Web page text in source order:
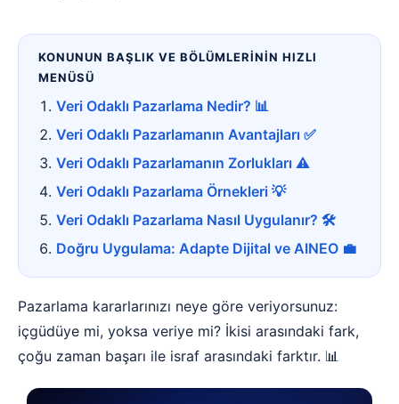
KONUNUN BAŞLIK VE BÖLÜMLERİNİN HIZLI
MENÜSÜ
Veri Odaklı Pazarlama Nedir? 📊
Veri Odaklı Pazarlamanın Avantajları ✅
Veri Odaklı Pazarlamanın Zorlukları ⚠️
Veri Odaklı Pazarlama Örnekleri 💡
Veri Odaklı Pazarlama Nasıl Uygulanır? 🛠️
Doğru Uygulama: Adapte Dijital ve AINEO 💼
Pazarlama kararlarınızı neye göre veriyorsunuz:
içgüdüye mi, yoksa veriye mi? İkisi arasındaki fark,
çoğu zaman başarı ile israf arasındaki farktır. 📊